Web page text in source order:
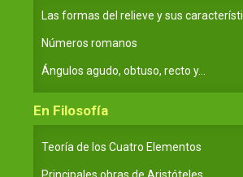
Las formas del relieve y sus
Números romanos
Ángulos agudo, obtuso, recto y...
En Filosofía
Teoría de los Cuatro Elementos